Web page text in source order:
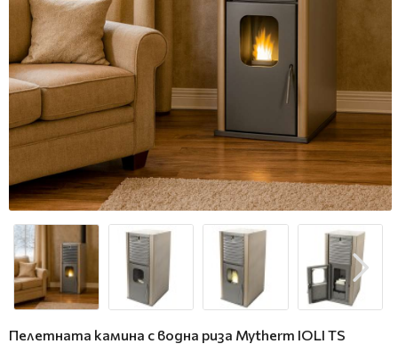
Пелетната камина с водна риза Mytherm IOLI TS